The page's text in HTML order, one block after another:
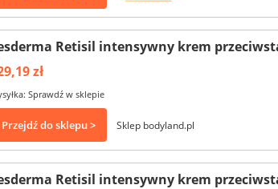
Retisil intensywny krem
zł
Sprawdź w sklepie
Przejdź do sklepu > Sklep bodyland.pl
Retisil intensywny krem